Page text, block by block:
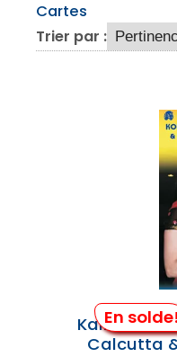
Cartes
Trier par :
En solde!
Kalkotta &
Calcutta